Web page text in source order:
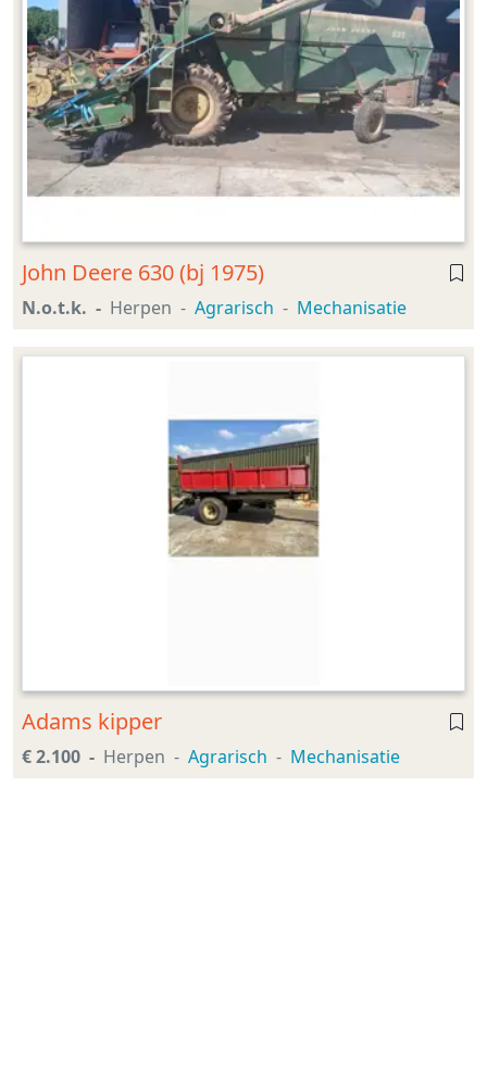
John Deere 630 (bj 1975)
N.o.t.k. Herpen Agrarisch Mechanisatie
Adams kipper
€ 2.100 Herpen Agrarisch Mechanisatie